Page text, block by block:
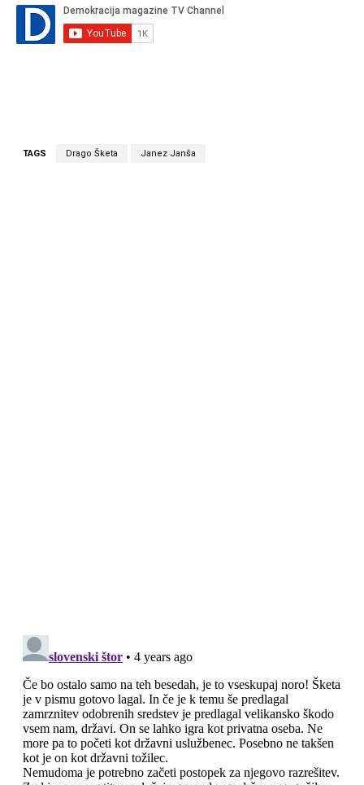
TAGS Drago Šketa Janez Janša